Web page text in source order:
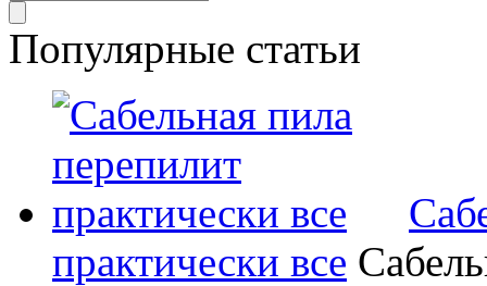
Популярные статьи
практически все